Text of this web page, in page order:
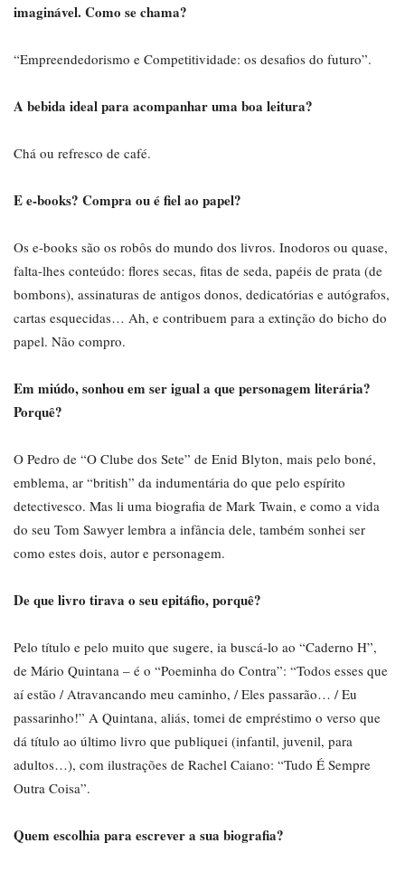
imaginável. Como se chama?
“Empreendedorismo e Competitividade: os desafios do futuro”.
A bebida ideal para acompanhar uma boa leitura?
Chá ou refresco de café.
E e-books? Compra ou é fiel ao papel?
Os e-books são os robôs do mundo dos livros. Inodoros ou quase,
falta-lhes conteúdo: flores secas, fitas de seda, papéis de prata (de
bombons), assinaturas de antigos donos, dedicatórias e autógrafos,
cartas esquecidas… Ah, e contribuem para a extinção do bicho do
papel. Não compro.
Em miúdo, sonhou em ser igual a que personagem literária?
Porquê?
O Pedro de “O Clube dos Sete” de Enid Blyton, mais pelo boné,
emblema, ar “british” da indumentária do que pelo espírito
detectivesco. Mas li uma biografia de Mark Twain, e como a vida
do seu Tom Sawyer lembra a infância dele, também sonhei ser
como estes dois, autor e personagem.
De que livro tirava o seu epitáfio, porquê?
Pelo título e pelo muito que sugere, ia buscá-lo ao “Caderno H”,
de Mário Quintana – é o “Poeminha do Contra”: “Todos esses que
aí estão / Atravancando meu caminho, / Eles passarão… / Eu
passarinho!” A Quintana, aliás, tomei de empréstimo o verso que
dá título ao último livro que publiquei (infantil, juvenil, para
adultos…), com ilustrações de Rachel Caiano: “Tudo É Sempre
Outra Coisa”.
Quem escolhia para escrever a sua biografia?